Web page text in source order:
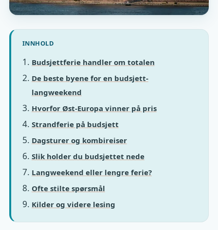
INNHOLD
Budsjettferie handler om totalen
De beste byene for en budsjett-
langweekend
Hvorfor Øst-Europa vinner på pris
Strandferie på budsjett
Dagsturer og kombireiser
Slik holder du budsjettet nede
Langweekend eller lengre ferie?
Ofte stilte spørsmål
Kilder og videre lesing